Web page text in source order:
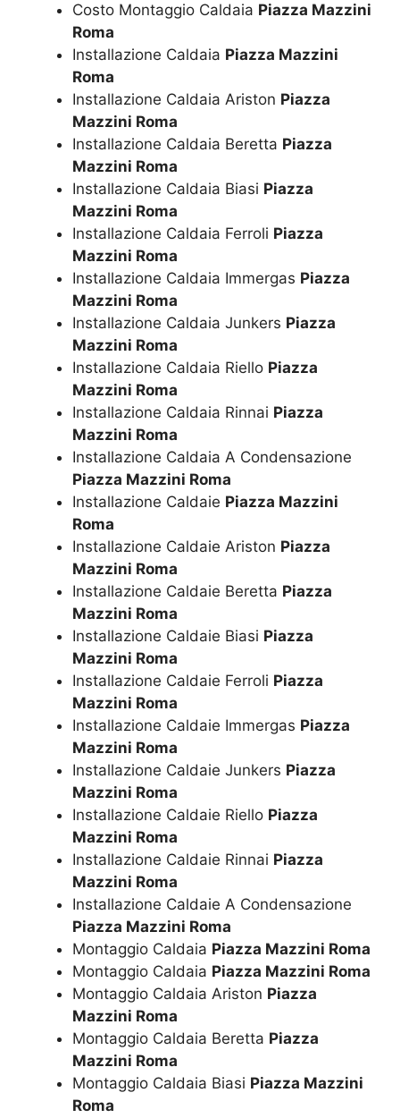
Costo Montaggio Caldaia Piazza Mazzini
Roma
Installazione Caldaia Piazza Mazzini
Roma
Installazione Caldaia Ariston Piazza
Mazzini Roma
Installazione Caldaia Beretta Piazza
Mazzini Roma
Installazione Caldaia Biasi Piazza
Mazzini Roma
Installazione Caldaia Ferroli Piazza
Mazzini Roma
Installazione Caldaia Immergas Piazza
Mazzini Roma
Installazione Caldaia Junkers Piazza
Mazzini Roma
Installazione Caldaia Riello Piazza
Mazzini Roma
Installazione Caldaia Rinnai Piazza
Mazzini Roma
Installazione Caldaia A Condensazione
Piazza Mazzini Roma
Installazione Caldaie Piazza Mazzini
Roma
Installazione Caldaie Ariston Piazza
Mazzini Roma
Installazione Caldaie Beretta Piazza
Mazzini Roma
Installazione Caldaie Biasi Piazza
Mazzini Roma
Installazione Caldaie Ferroli Piazza
Mazzini Roma
Installazione Caldaie Immergas Piazza
Mazzini Roma
Installazione Caldaie Junkers Piazza
Mazzini Roma
Installazione Caldaie Riello Piazza
Mazzini Roma
Installazione Caldaie Rinnai Piazza
Mazzini Roma
Installazione Caldaie A Condensazione
Piazza Mazzini Roma
Montaggio Caldaia Piazza Mazzini Roma
Montaggio Caldaia Piazza Mazzini Roma
Montaggio Caldaia Ariston Piazza
Mazzini Roma
Montaggio Caldaia Beretta Piazza
Mazzini Roma
Montaggio Caldaia Biasi Piazza Mazzini
Roma